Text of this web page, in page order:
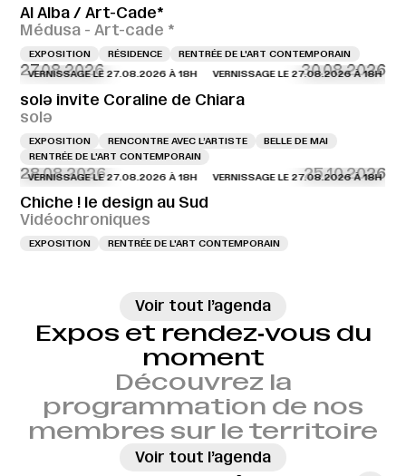
Al Alba / Art-Cade*
Médusa - Art-cade *
EXPOSITION RÉSIDENCE RENTRÉE DE L'ART CONTEMPORAIN
27.08.2026 30.08.2026
VERNISSAGE LE 27.08.2026 À 18H VERNISSAGE LE 27.08.2026 À 18H
solə invite Coraline de Chiara
solə
EXPOSITION RENCONTRE AVEC L’ARTISTE
BELLE DE MAI
RENTRÉE DE L'ART CONTEMPORAIN
28.08.2026 25.10.2026
VERNISSAGE LE 27.08.2026 À 18H VERNISSAGE LE 27.08.2026 À 18H
Chiche ! le design au Sud
Vidéochroniques
EXPOSITION RENTRÉE DE L'ART CONTEMPORAIN
Voir tout l’agenda
Expos et rendez‑vous du
moment
Découvrez la
programmation de nos
membres sur le territoire
Voir tout l’agenda